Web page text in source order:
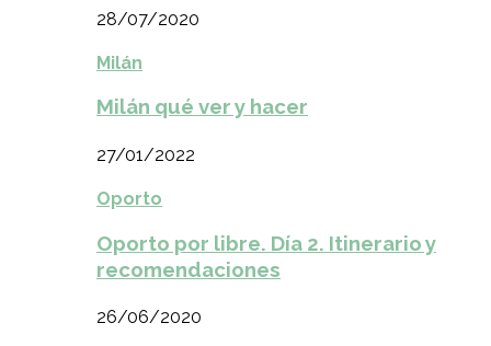
28/07/2020
Milán
Milán qué ver y hacer
27/01/2022
Oporto
Oporto por libre. Día 2. Itinerario y
recomendaciones
26/06/2020